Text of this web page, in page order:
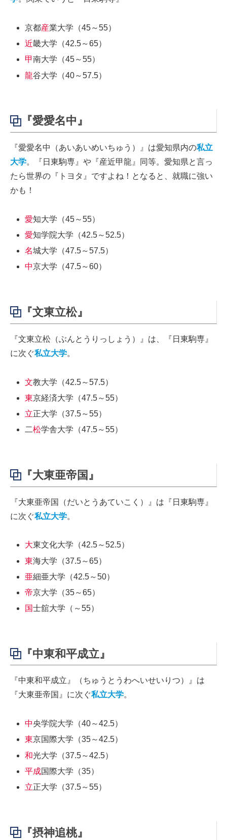
京都産業大学（45～55）
近畿大学（42.5～65）
甲南大学（45～55）
龍谷大学（40～57.5）
『愛愛名中』
『愛愛名中（あいあいめいちゅう）』は愛知県内の私立
大学。『日東駒専』や『産近甲龍』同等。愛知県と言っ
たら世界の『トヨタ』ですよね！となると、就職に強い
かも！
愛知大学（45～55）
愛知学院大学（42.5～52.5）
名城大学（47.5～57.5）
中京大学（47.5～60）
『文東立松』
『文東立松（ぶんとうりっしょう）』は、『日東駒専』
に次ぐ私立大学。
文教大学（42.5～57.5）
東京経済大学（47.5～55）
立正大学（37.5～55）
二松学舎大学（47.5～55）
『大東亜帝国』
『大東亜帝国（だいとうあていこく）』は『日東駒専』
に次ぐ私立大学。
大東文化大学（42.5～52.5）
東海大学（37.5～65）
亜細亜大学（42.5～50）
帝京大学（35～65）
国士舘大学（～55）
『中東和平成立』
『中東和平成立』（ちゅうとうわへいせいりつ）』は
『大東亜帝国』に次ぐ私立大学。
中央学院大学（40～42.5）
東京国際大学（35～42.5）
和光大学（37.5～42.5）
平成国際大学（35）
立正大学（37.5～55）
『摂神追桃』